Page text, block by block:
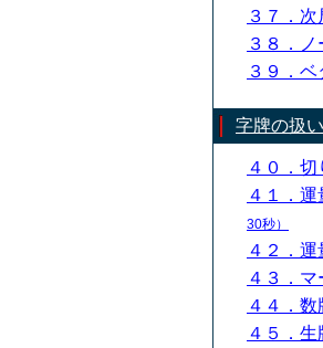
３７．
３８．
３９．
字牌の扱
４０．
４１．
30秒）
４２．
４３．
４４．
４５．